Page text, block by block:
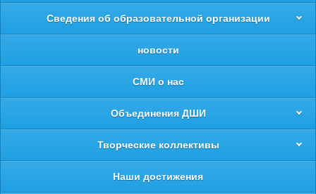
Сведения об образовательной организации
новости
СМИ о нас
Объединения ДШИ
Творческие коллективы
Наши достижения